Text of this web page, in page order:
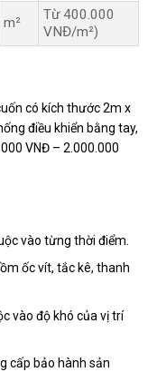
m²
Từ 400.000
VNĐ/m²)
có kích thước 2m x
điều khiển bằng tay,
VNĐ – 2.000.000
vào từng thời điểm.
ốc vít, tắc kê, thanh
vào độ khó của vị trí
cấp bảo hành sản